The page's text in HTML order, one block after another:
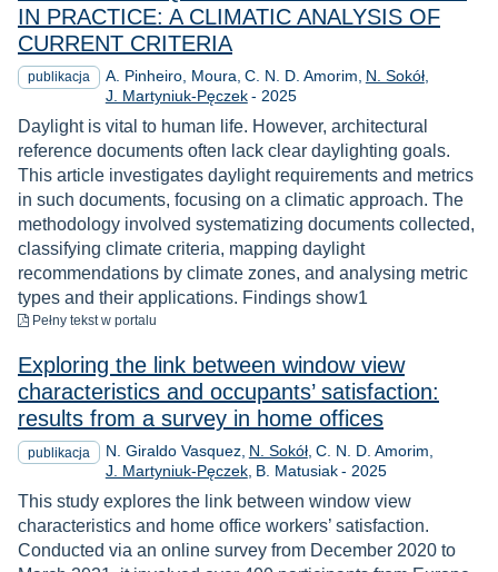
IN PRACTICE: A CLIMATIC ANALYSIS OF
CURRENT CRITERIA
publikacja A. Pinheiro, Moura C. N. D. Amorim N. Sokół
J. Martyniuk-Pęczek - Rok
2025
Daylight is vital to human life. However, architectural
reference documents often lack clear daylighting goals.
This article investigates daylight requirements and metrics
in such documents, focusing on a climatic approach. The
methodology involved systematizing documents collected,
classifying climate criteria, mapping daylight
recommendations by climate zones, and analysing metric
types and their applications. Findings show1
Pełny tekstdo pobrania
w portalu
Exploring the link between window view
characteristics and occupants’ satisfaction:
results from a survey in home offices
publikacja N. Giraldo Vasquez N. Sokół C. N. D. Amorim
J. Martyniuk-Pęczek B. Matusiak - Rok
2025
This study explores the link between window view
characteristics and home office workers’ satisfaction.
Conducted via an online survey from December 2020 to